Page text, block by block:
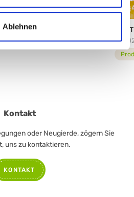
Ablehnen
Kontakt
oder Neugierde, zögern Sie
uns zu kontaktieren.
KONTAKT